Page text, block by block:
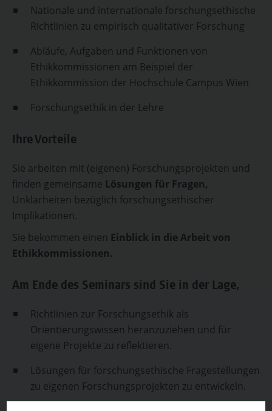
Nationale und internationale forschungsethische
Richtlinien zu empirisch qualitativer Forschung
Abläufe, Aufgaben und Funktionen von
Ethikkommissionen am Beispiel der
Ethikkommission der Hochschule Campus Wien
Forschungsethik in der Lehre
Ihre Vorteile
Sie arbeiten mit (eigenen) Forschungsprojekten und
finden gemeinsame Lösungen für Fragen,
Unklarheiten bezüglich forschungsethischer
Implikationen.
Sie bekommen einen Einblick in die Arbeit von
Ethikkommissionen.
Am Ende des Seminars sind Sie in der Lage,
Richtlinien zur Forschungsethik als
Orientierungswissen heranzuziehen und für
eigene Projekte zu reflektieren.
Lösungen für forschungsethische Fragestellungen
zu eigenen Forschungsprojekten zu entwickeln.